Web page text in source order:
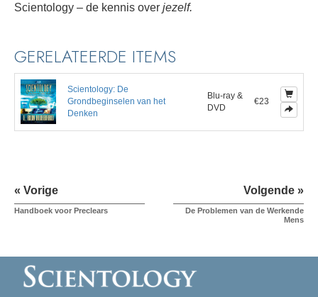
Scientology – de kennis over jezelf.
GERELATEERDE ITEMS
Scientology: De
Grondbeginselen van het
Denken
Blu-ray &
DVD
€23
« Vorige
Handboek voor Preclears
Volgende »
De Problemen van de Werkende
Mens